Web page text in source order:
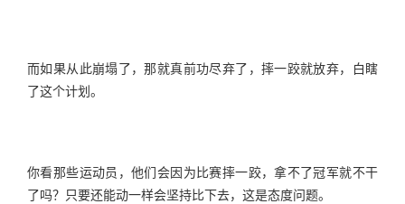
而如果从此崩塌了，那就真前功尽弃了，摔一跤就放弃，白瞎
了这个计划。
你看那些运动员，他们会因为比赛摔一跤，拿不了冠军就不干
了吗？只要还能动一样会坚持比下去，这是态度问题。